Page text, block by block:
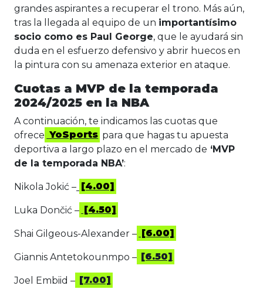
grandes aspirantes a recuperar el trono. Más aún,
tras la llegada al equipo de un importantísimo
socio como es Paul George, que le ayudará sin
duda en el esfuerzo defensivo y abrir huecos en
la pintura con su amenaza exterior en ataque.
Cuotas a MVP de la temporada
2024/2025 en la NBA
A continuación, te indicamos las cuotas que
ofrece YoSports para que hagas tu apuesta
deportiva a largo plazo en el mercado de ‘MVP
de la temporada NBA’:
Nikola Jokić – [4.00]
Luka Dončić – [4.50]
Shai Gilgeous-Alexander – [6.00]
Giannis Antetokounmpo – [6.50]
Joel Embiid – [7.00]